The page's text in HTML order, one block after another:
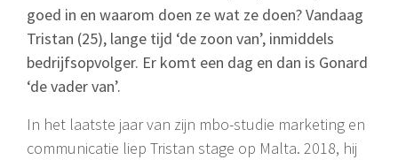
goed in en waarom doen ze wat ze doen? Vandaag
Tristan (25), lange tijd ‘de zoon van’, inmiddels
bedrijfsopvolger. Er komt een dag en dan is Gonard
‘de vader van’.
In het laatste jaar van zijn mbo-studie marketing en
communicatie liep Tristan stage op Malta. 2018, hij